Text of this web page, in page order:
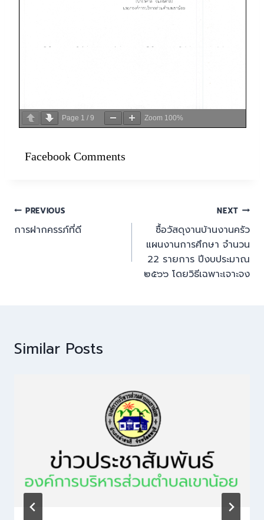
Page 1 / 9 Zoom 100%
Facebook Comments
PREVIOUS
การฝากครรภ์ที่ดี
NEXT
ซื้อวัสดุงานบ้านงานครัว
แผนงานการศึกษา จำนวน
22 รายการ ปีงบประมาณ
๒๕๖๖ โดยวิธีเฉพาะเจาะจง
Similar Posts